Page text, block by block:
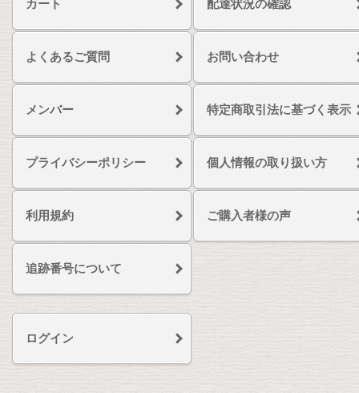
カート 配達状況の確認
よくあるご質問 お問い合わせ
メンバー 特定商取引法に基づく表示
プライバシーポリシー 個人情報の取り扱い方
利用規約 ご購入者様の声
追跡番号について
ログイン